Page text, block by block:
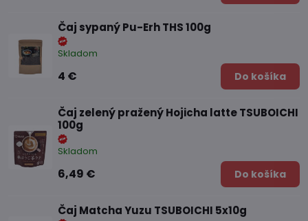
Čaj sypaný Pu-Erh THS 100g
Skladom
4 € Do košíka
Čaj zelený pražený Hojicha latte TSUBOICHI
100g
Skladom
6,49 € Do košíka
Čaj Matcha Yuzu TSUBOICHI 5x10g